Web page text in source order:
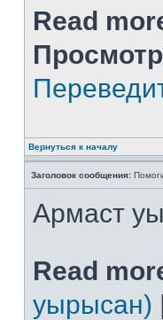
Read
Вернуться к началу
Заголовок сообщения:
Армаст
Read
уырысан) |